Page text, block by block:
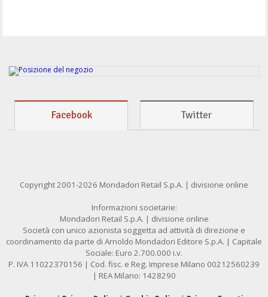
Facebook Twitter
Copyright 2001-2026 Mondadori Retail S.p.A. | divisione online
Informazioni societarie:
Mondadori Retail S.p.A. | divisione online
Società con unico azionista soggetta ad attività di direzione e
coordinamento da parte di Arnoldo Mondadori Editore S.p.A. | Capitale
Sociale: Euro 2.700.000 i.v.
P. IVA 11022370156 | Cod. fisc. e Reg. Imprese Milano 00212560239
| REA Milano: 1428290